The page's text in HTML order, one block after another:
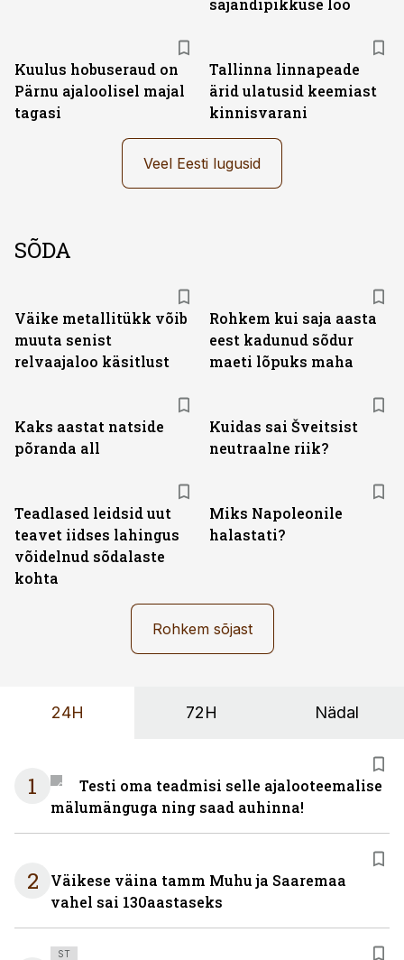
sajandipikkuse loo
Kuulus hobuseraud on
Pärnu ajaloolisel majal
tagasi
Tallinna linnapeade
ärid ulatusid keemiast
kinnisvarani
Veel Eesti lugusid
SÕDA
Väike metallitükk võib
muuta senist
relvaajaloo käsitlust
Rohkem kui saja aasta
eest kadunud sõdur
maeti lõpuks maha
Kaks aastat natside
põranda all
Kuidas sai Šveitsist
neutraalne riik?
Teadlased leidsid uut
teavet iidses lahingus
võidelnud sõdalaste
kohta
Miks Napoleonile
halastati?
Rohkem sõjast
24H 72H Nädal
1
Testi oma teadmisi selle ajalooteemalise
mälumänguga ning saad auhinna!
2
Väikese väina tamm Muhu ja Saaremaa
vahel sai 130aastaseks
ST